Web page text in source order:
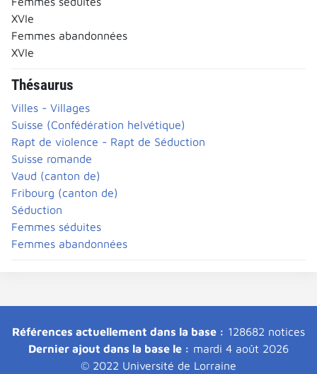
XVIe
Femmes abandonnées
XVIe
Thésaurus
Villes - Villages
Suisse (Confédération helvétique)
Rapt de violence - Rapt de Séduction
Suisse romande
Vaud (canton de)
Fribourg (canton de)
Séduction
Femmes séduites
Femmes abandonnées
Références actuellement dans la base : 128682 notices
Dernier ajout dans la base le : mardi 4 août 2026
© 2022 Université de Lorraine